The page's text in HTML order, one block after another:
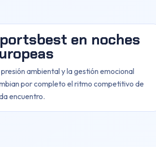
en noches
ambiental y la gestión emocional
por completo el ritmo competitivo de
encuentro.